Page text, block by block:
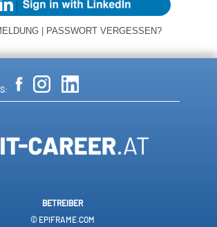
PASSWORT VERGESSEN?
BETREIBER
© EPIFRAME.COM